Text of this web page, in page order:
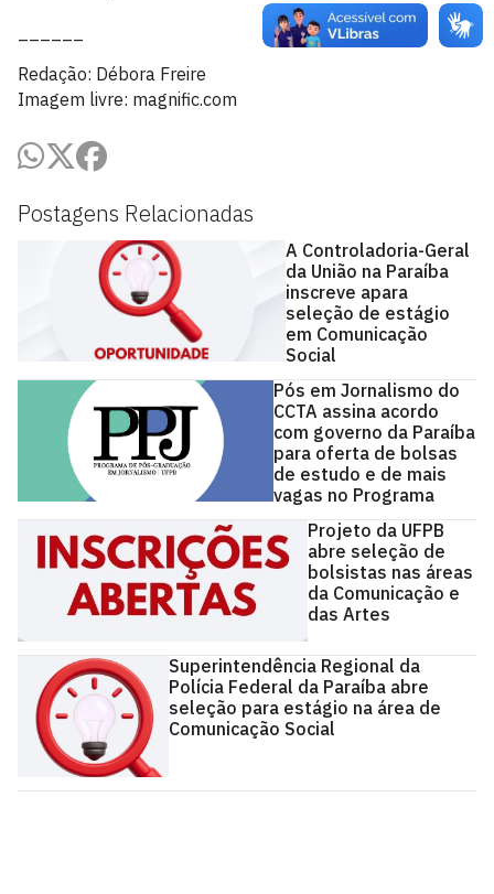
Postagens Relacionadas
A Controladoria-Geral
da União na Paraíba
inscreve apara
seleção de estágio
em Comunicação
Social
Pós em Jornalismo do
CCTA assina acordo
com governo da Paraíba
para oferta de bolsas
de estudo e de mais
vagas no Programa
Projeto da UFPB
abre seleção de
bolsistas nas áreas
da Comunicação e
das Artes
Superintendência Regional da
Polícia Federal da Paraíba abre
seleção para estágio na área de
Comunicação Social
Redação: Débora Freire
Imagem livre: magnific.com